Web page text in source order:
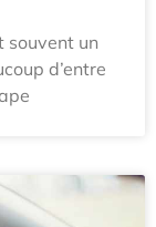
souvent un
d’entre